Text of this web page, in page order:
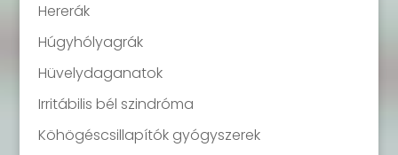
Hererák
Húgyhólyagrák
Hüvelydaganatok
Irritábilis bél szindróma
Köhögéscsillapítók gyógyszerek